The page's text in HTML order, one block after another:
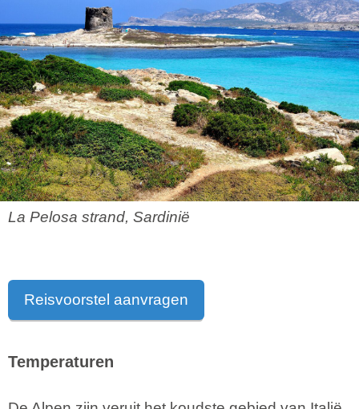
La Pelosa strand, Sardinië
Reisvoorstel aanvragen
Temperaturen